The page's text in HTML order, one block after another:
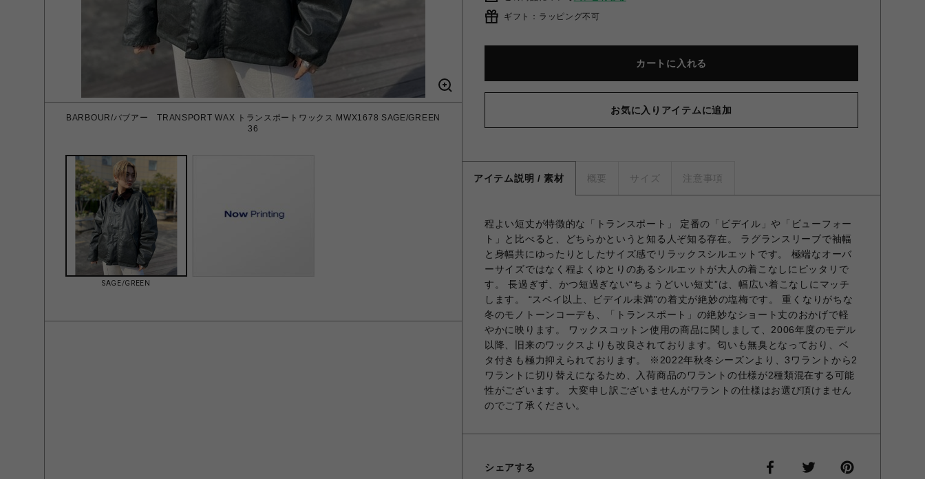
BARBOUR/バブアー TRANSPORT WAX トランスポートワックス MWX1678 SAGE/GREEN
36
SAGE/GREEN
ギフト：ラッピング不可
カートに入れる
お気に入りアイテムに追加
アイテム説明 / 素材 概要 サイズ 注意事項
程よい短丈が特徴的な「トランスポート」 定番の「ビデイル」や「ビューフォー
ト」と比べると、どちらかというと知る人ぞ知る存在。 ラグランスリーブで袖幅
と身幅共にゆったりとしたサイズ感でリラックスシルエットです。 極端なオーバ
ーサイズではなく程よくゆとりのあるシルエットが大人の着こなしにピッタリで
す。 長過ぎず、かつ短過ぎない“ちょうどいい短丈”は、幅広い着こなしにマッチ
します。 “スペイ以上、ビデイル未満”の着丈が絶妙の塩梅です。 重くなりがちな
冬のモノトーンコーデも、「トランスポート」の絶妙なショート丈のおかげで軽
やかに映ります。 ワックスコットン使用の商品に関しまして、2006年度のモデル
以降、旧来のワックスよりも改良されております。匂いも無臭となっており、ベ
タ付きも極力抑えられております。 ※2022年秋冬シーズンより、3ワラントから2
ワラントに切り替えになるため、入荷商品のワラントの仕様が2種類混在する可能
性がございます。 大変申し訳ございませんがワラントの仕様はお選び頂けません
のでご了承ください。
シェアする